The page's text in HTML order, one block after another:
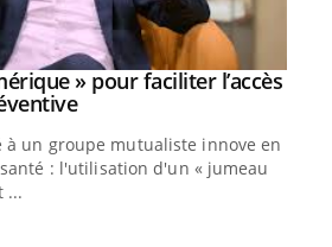
» pour faciliter l’accès
Youtube
à un groupe mutualiste innove en
: l'utilisation d'un « jumeau
...